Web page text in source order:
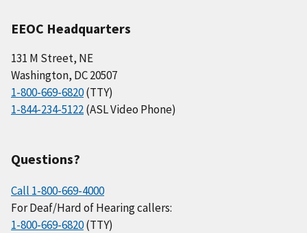
EEOC Headquarters
131 M Street, NE
Washington, DC 20507
1-800-669-6820(TTY)
1-844-234-5122(ASL Video Phone)
Questions?
Call 1-800-669-4000
For Deaf/Hard of Hearing callers:
1-800-669-6820(TTY)